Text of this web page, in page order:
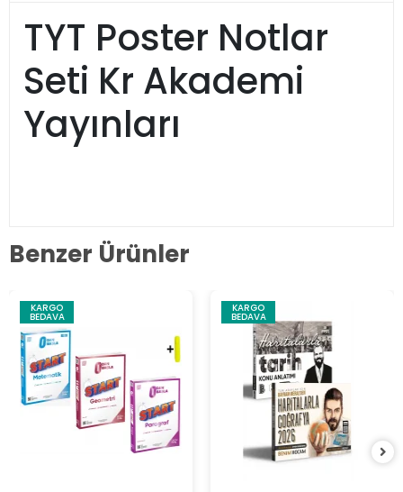
TYT Poster Notlar
Seti Kr Akademi
Yayınları
Benzer Ürünler
KARGO
BEDAVA
KARGO
BEDAVA